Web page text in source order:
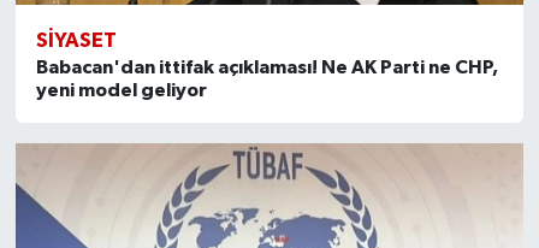
SİYASET
Babacan'dan ittifak açıklaması! Ne AK Parti ne CHP,
yeni model geliyor